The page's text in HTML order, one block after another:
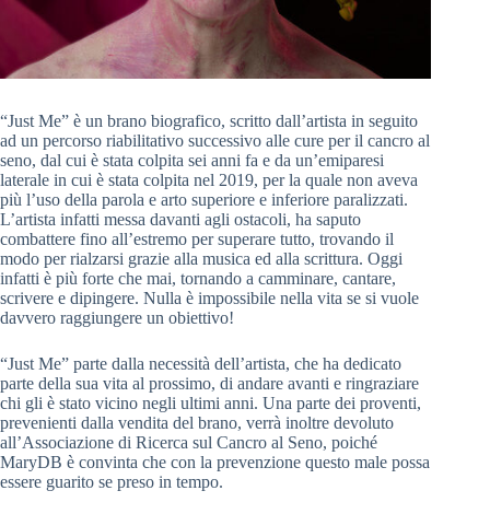
“Just Me” è un brano biografico, scritto dall’artista in seguito
ad un percorso riabilitativo successivo alle cure per il cancro al
seno, dal cui è stata colpita sei anni fa e da un’emiparesi
laterale in cui è stata colpita nel 2019, per la quale non aveva
più l’uso della parola e arto superiore e inferiore paralizzati.
L’artista infatti messa davanti agli ostacoli, ha saputo
combattere fino all’estremo per superare tutto, trovando il
modo per rialzarsi grazie alla musica ed alla scrittura. Oggi
infatti è più forte che mai, tornando a camminare, cantare,
scrivere e dipingere. Nulla è impossibile nella vita se si vuole
davvero raggiungere un obiettivo!
“Just Me” parte dalla necessità dell’artista, che ha dedicato
parte della sua vita al prossimo, di andare avanti e ringraziare
chi gli è stato vicino negli ultimi anni. Una parte dei proventi,
prevenienti dalla vendita del brano, verrà inoltre devoluto
all’Associazione di Ricerca sul Cancro al Seno, poiché
MaryDB è convinta che con la prevenzione questo male possa
essere guarito se preso in tempo.